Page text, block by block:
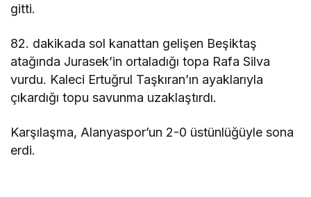
gitti.
82. dakikada sol kanattan gelişen Beşiktaş
atağında Jurasek’in ortaladığı topa Rafa Silva
vurdu. Kaleci Ertuğrul Taşkıran’ın ayaklarıyla
çıkardığı topu savunma uzaklaştırdı.
Karşılaşma, Alanyaspor’un 2-0 üstünlüğüyle sona
erdi.